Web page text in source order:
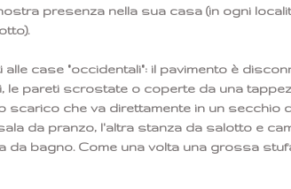
presenza nella sua casa (in ogni
case "occidentali": il pavimento è
pareti scrostate o coperte da una
scarico che va direttamente in un secchio
da pranzo, l'altra stanza da salotto e
da bagno. Come una volta una grossa